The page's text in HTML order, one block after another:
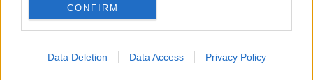
CONFIRM
Data Deletion Data Access Privacy Policy
της Ζωής μας